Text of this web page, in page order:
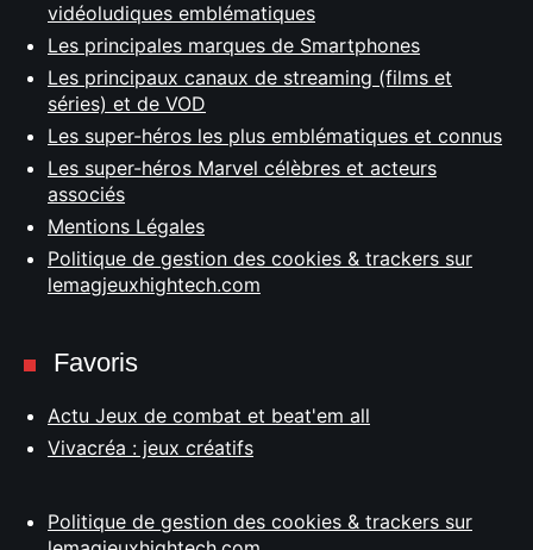
vidéoludiques emblématiques
Les principales marques de Smartphones
Les principaux canaux de streaming (films et
séries) et de VOD
Les super-héros les plus emblématiques et connus
Les super-héros Marvel célèbres et acteurs
associés
Mentions Légales
Politique de gestion des cookies & trackers sur
lemagjeuxhightech.com
Favoris
Actu Jeux de combat et beat'em all
Vivacréa : jeux créatifs
Politique de gestion des cookies & trackers sur